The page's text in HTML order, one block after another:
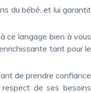
tant pour le
de ses besoins